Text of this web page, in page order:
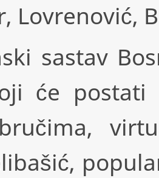
Lovrenović,
sastav
će postati